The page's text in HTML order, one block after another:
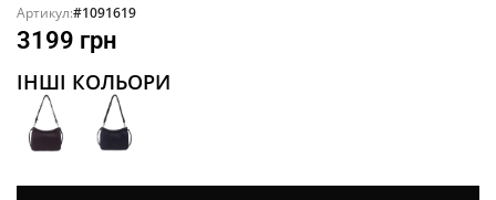
Артикул:#1091619
3199 грн
ІНШІ КОЛЬОРИ